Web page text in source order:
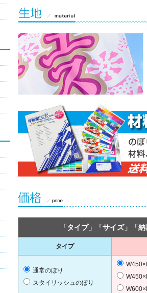
「タイプ」「サイズ」「
タイプ
通常のぼり
スタイリッシュのぼり